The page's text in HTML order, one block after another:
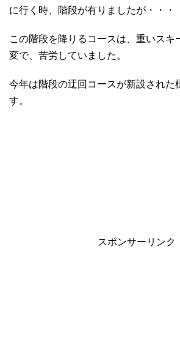
に行く時、階段が有りましたが・・・
この階段を降りるコースは、重いスキ
変で、苦労していました。
今年は階段の迂回コースが新設された
す。
スポンサーリンク